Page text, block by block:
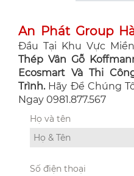
An Phát Group
Đầu Tại Khu Vực
Thép Vân Gỗ
Ecosmart Và Thi
Trình. Hãy Để Chúng
Ngay 0981.877.567
Họ và tên
Số điện thoại